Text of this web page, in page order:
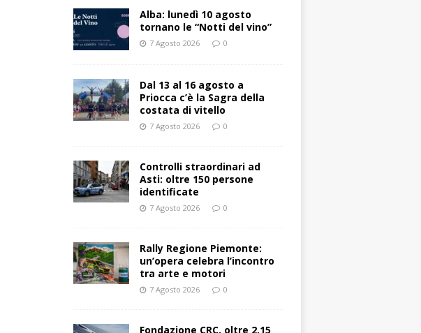
Alba: lunedì 10 agosto
tornano le “Notti del vino”
7 Agosto 2026 0
Dal 13 al 16 agosto a
Priocca c’è la Sagra della
costata di vitello
7 Agosto 2026 0
Controlli straordinari ad
Asti: oltre 150 persone
identificate
7 Agosto 2026 0
Rally Regione Piemonte:
un’opera celebra l’incontro
tra arte e motori
7 Agosto 2026 0
Fondazione CRC, oltre 2,15